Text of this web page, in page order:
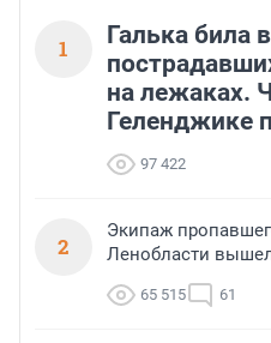
1
Галька била
на лежаках.
Геленджике
97 422
2
Экипаж
Ленобласти
65 515 61